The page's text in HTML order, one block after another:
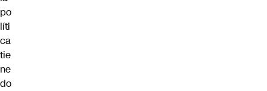
po
líti
ca
tie
ne
do